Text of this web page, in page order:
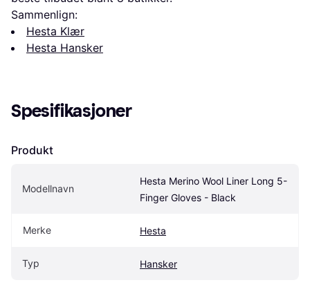
Sammenlign:
Hesta Klær
Hesta Hansker
Spesifikasjoner
Produkt
Modellnavn
Hesta Merino Wool Liner Long 5-
Finger Gloves - Black
Merke Hesta
Typ Hansker